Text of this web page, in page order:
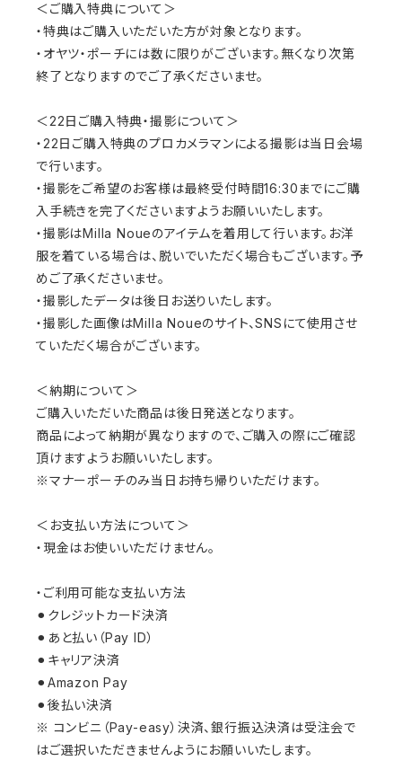
＜ご購入特典について＞
・特典はご購入いただいた方が対象となります。
・オヤツ・ポーチには数に限りがございます。無くなり次第
終了となりますのでご了承くださいませ。
＜22日ご購入特典・撮影について＞
・22日ご購入特典のプロカメラマンによる撮影は当日会場
で行います。
・撮影をご希望のお客様は最終受付時間16:30までにご購
入手続きを完了くださいますようお願いいたします。
・撮影はMilla Noueのアイテムを着用して行います。お洋
服を着ている場合は、脱いでいただく場合もございます。予
めご了承くださいませ。
・撮影したデータは後日お送りいたします。
・撮影した画像はMilla Noueのサイト、SNSにて使用させ
ていただく場合がございます。
＜納期について＞
ご購入いただいた商品は後日発送となります。
商品によって納期が異なりますので、ご購入の際にご確認
頂けますようお願いいたします。
※マナーポーチのみ当日お持ち帰りいただけます。
＜お支払い方法について＞
・現金はお使いいただけません。
・ご利用可能な支払い方法
⚫︎クレジットカード決済
⚫︎あと払い（Pay ID）
⚫︎キャリア決済
⚫︎Amazon Pay
⚫︎後払い決済
※ コンビニ（Pay-easy）決済、銀行振込決済は受注会で
はご選択いただきませんようにお願いいたします。